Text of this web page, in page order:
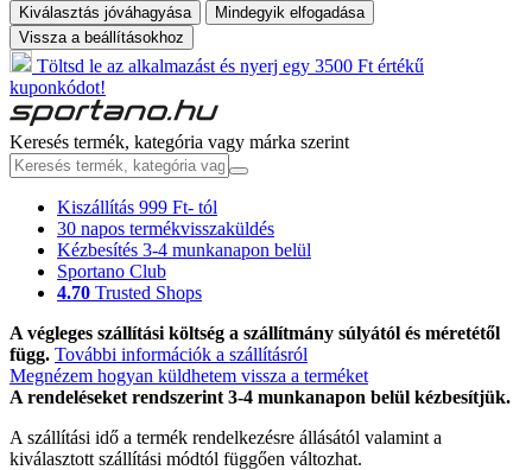
Kiválasztás jóváhagyása
Mindegyik elfogadása
Vissza a beállításokhoz
Töltsd le az alkalmazást és nyerj egy 3500 Ft értékű
kuponkódot!
Keresés termék, kategória vagy márka szerint
Kiszállítás 999 Ft- tól
30 napos termékvisszaküldés
Kézbesítés 3-4 munkanapon belül
Sportano Club
4.70 Trusted Shops
A végleges szállítási költség a szállítmány súlyától és méretétől
függ. További információk a szállításról
Megnézem hogyan küldhetem vissza a terméket
A rendeléseket rendszerint 3-4 munkanapon belül kézbesítjük.
A szállítási idő a termék rendelkezésre állásától valamint a
kiválasztott szállítási módtól függően változhat.